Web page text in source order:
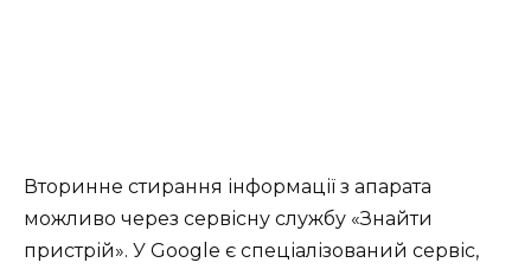
Вторинне стирання інформації з апарата
можливо через сервісну службу «Знайти
пристрій». У Google є спеціалізований сервіс,